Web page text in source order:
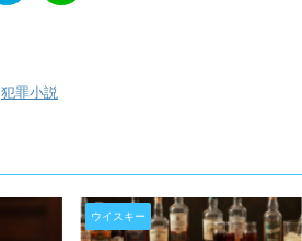
犯罪小説
ウイスキー